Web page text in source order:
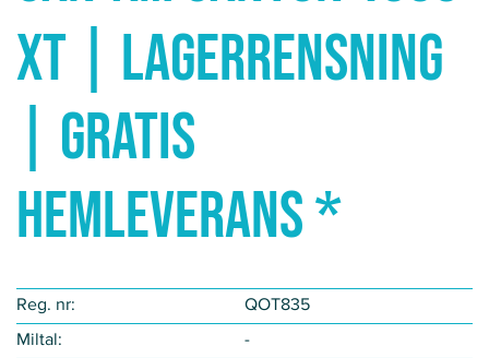
XT | LAGERRENSNING
| GRATIS
HEMLEVERANS *
Reg. nr:
Miltal:
QOT835
-